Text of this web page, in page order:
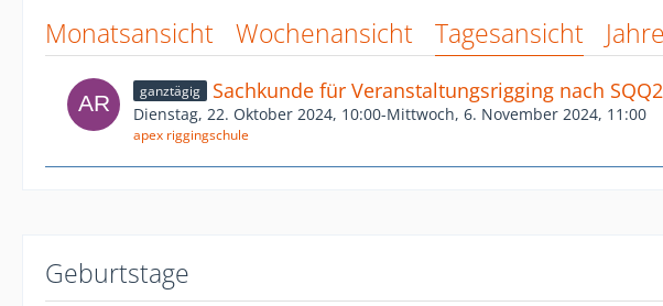
Monatsansicht Wochenansicht Tagesansicht
ganztägig Sachkunde für Veranstaltungsrigging nach
Dienstag, 22. Oktober 2024, 10:00-Mittwoch, 6. November 2024, 11:00
apex riggingschule
Geburtstage